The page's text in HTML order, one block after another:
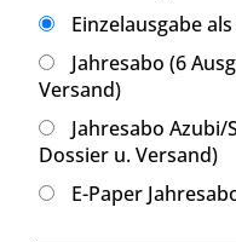
Einzelausgabe
Jahresabo (6
Versand)
Jahresabo
Dossier u. Versand)
E-Paper